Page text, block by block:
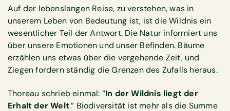
Auf der lebenslangen Reise, zu verstehen, was in
unserem Leben von Bedeutung ist, ist die Wildnis ein
wesentlicher Teil der Antwort. Die Natur informiert uns
über unsere Emotionen und unser Befinden. Bäume
erzählen uns etwas über die vergehende Zeit, und
Ziegen fordern ständig die Grenzen des Zufalls heraus.
Thoreau schrieb einmal: “In der Wildnis liegt der
Erhalt der Welt.” Biodiversität ist mehr als die Summe